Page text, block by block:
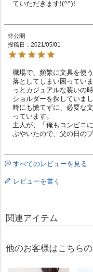
ていただきます!(^^)!
非公開
投稿日
2021/05/01
職場で、頻繁に文具を使
落としてしまい困ってい
っとカジュアルな装いの
ショルダーを探していま
時にも慌てずに、必要な
っています。
主人が、「俺もコンビニ
ぶやいたので、父の日の
すべてのレビューを見る
レビューを書く
関連アイテム
他のお客様はこちら